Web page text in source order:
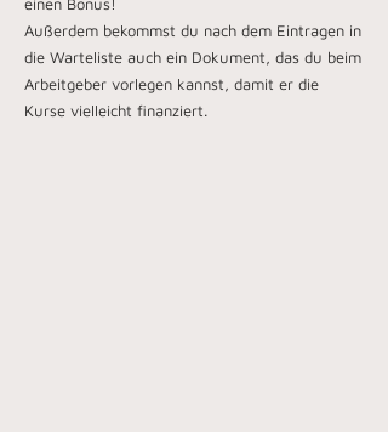
Außerdem bekommst du nach dem Eintragen in
die Warteliste auch ein Dokument, das du beim
Arbeitgeber vorlegen kannst, damit er die
Kurse vielleicht finanziert.